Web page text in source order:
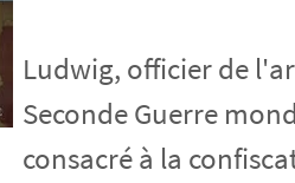
Ludwig, officier de
Seconde Guerre
consacré à la